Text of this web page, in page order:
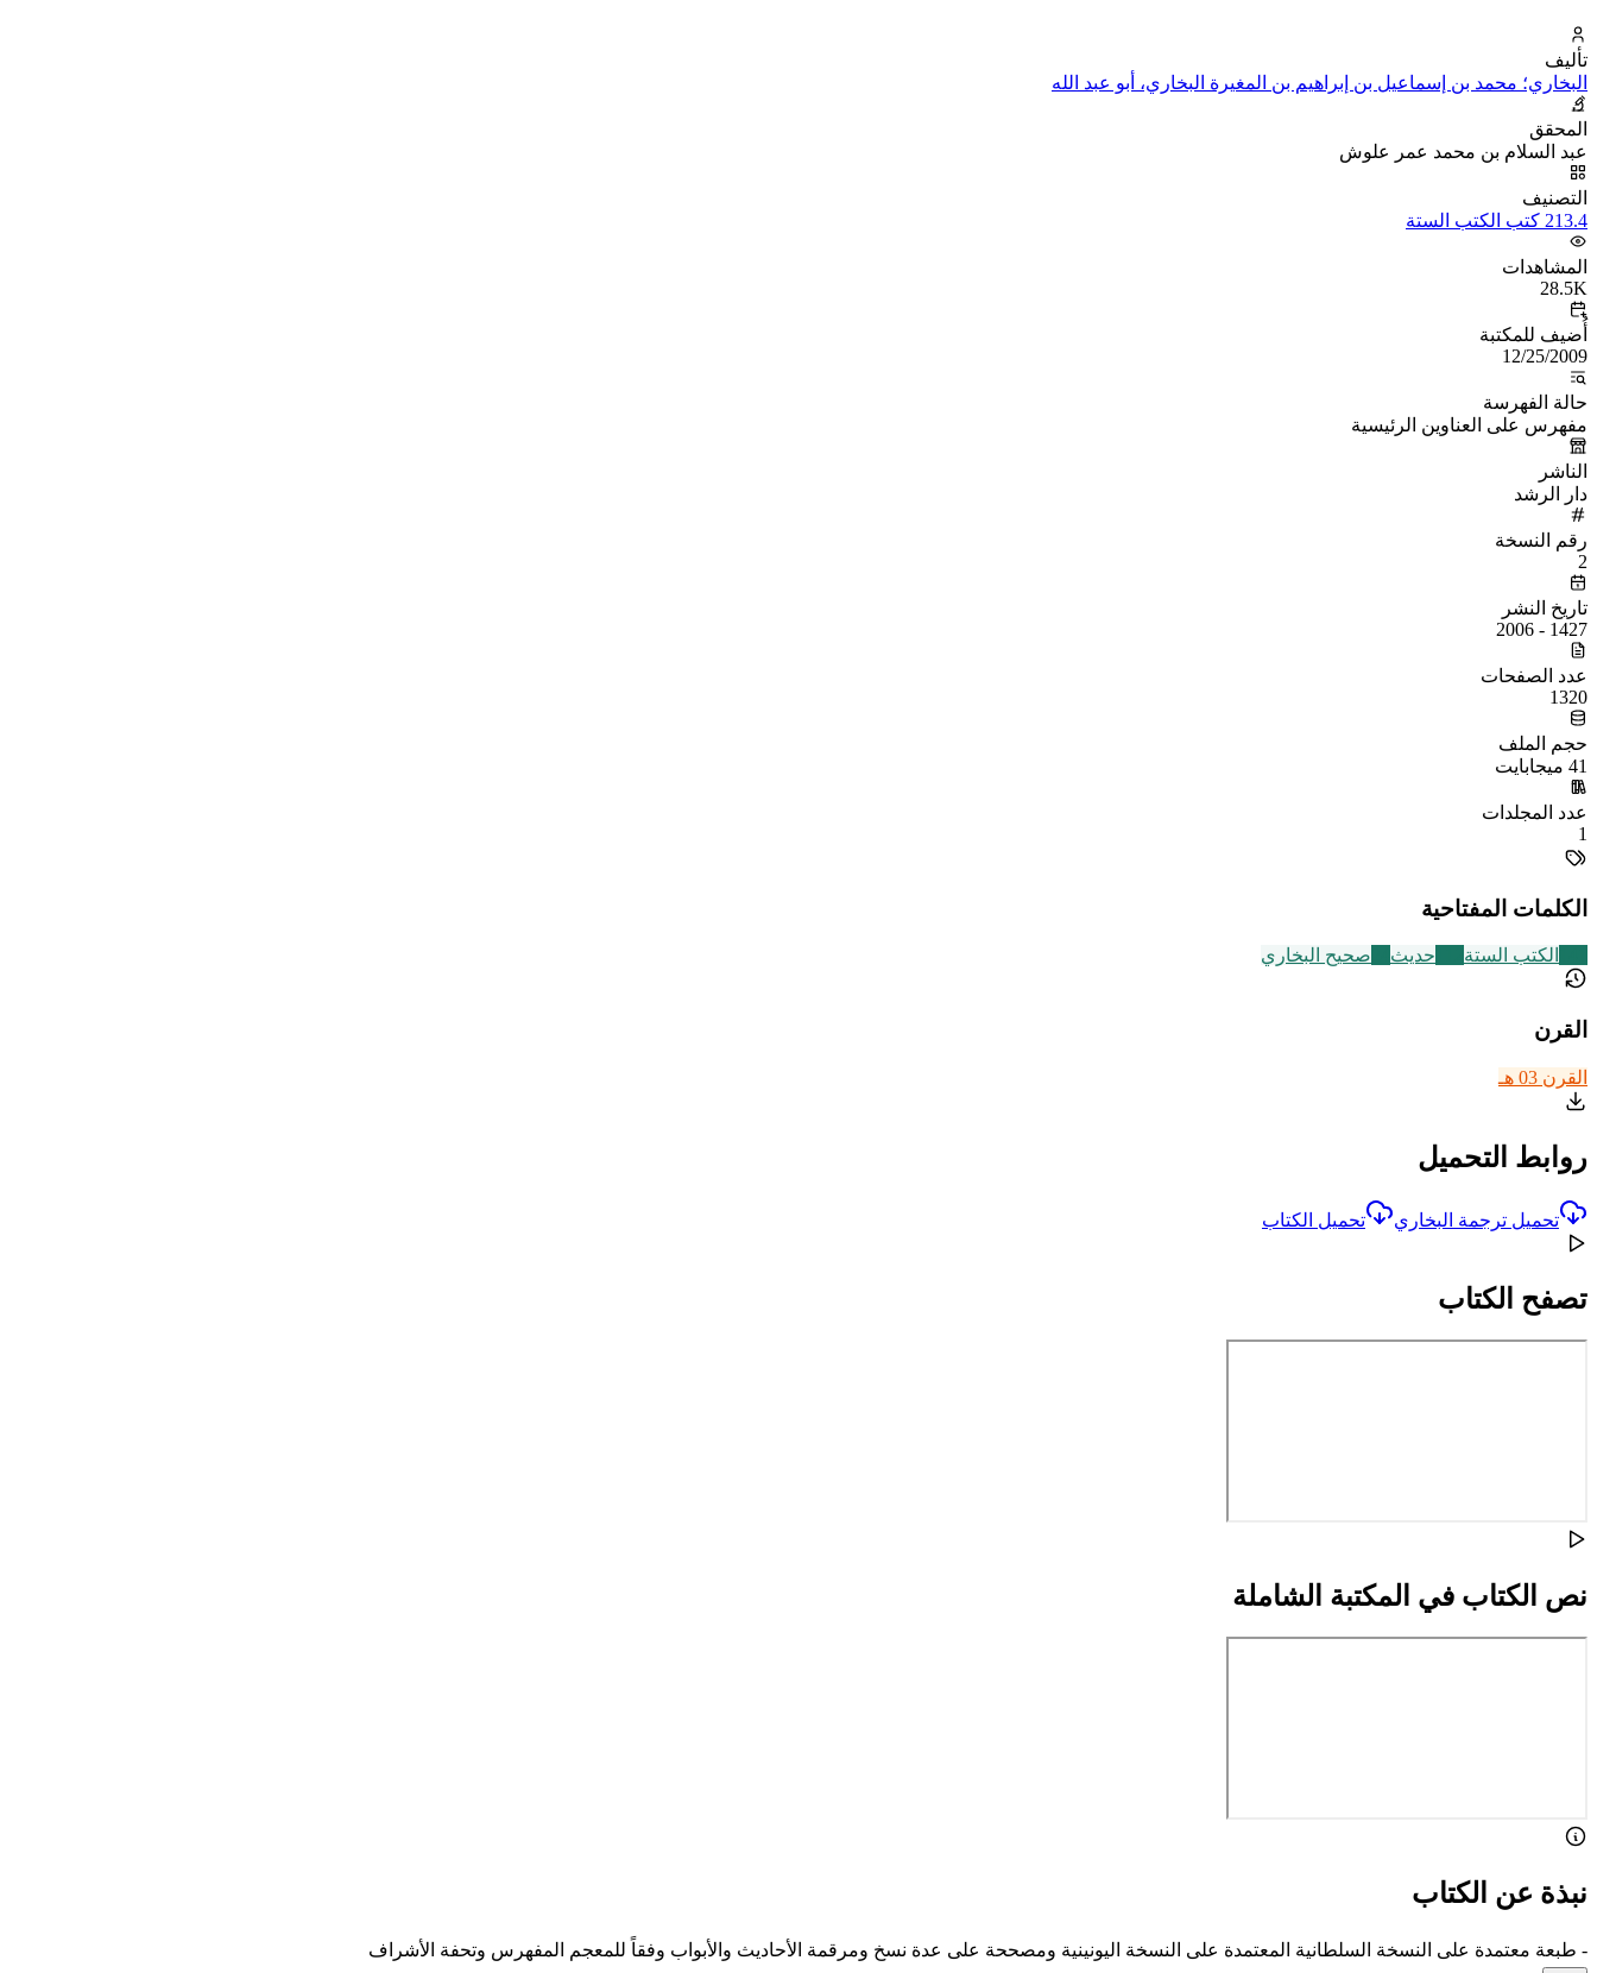
تأليف
البخاري؛ محمد بن إسماعيل بن إبراهيم بن المغيرة البخاري، أبو عبد الله
المحقق
عبد السلام بن محمد عمر علوش
التصنيف
213.4 كتب الكتب الستة
المشاهدات
28.5K
أُضيف للمكتبة
12/25/2009
حالة الفهرسة
مفهرس على العناوين الرئيسية
الناشر
دار الرشد
رقم النسخة
2
تاريخ النشر
1427 - 2006
عدد الصفحات
1320
حجم الملف
41 ميجابايت
عدد المجلدات
1
الكلمات المفتاحية
الكتب الستة حديث صحيح البخاري
القرن
القرن 03 هـ
روابط التحميل
تحميل ترجمة البخاري تحميل الكتاب
تصفح الكتاب
نص الكتاب في المكتبة الشاملة
نبذة عن الكتاب
- طبعة معتمدة على النسخة السلطانية المعتمدة على النسخة اليونينية ومصححة على عدة نسخ ومرقمة الأحاديث والأبواب وفقاً للمعجم المفهرس وتحفة الأشراف